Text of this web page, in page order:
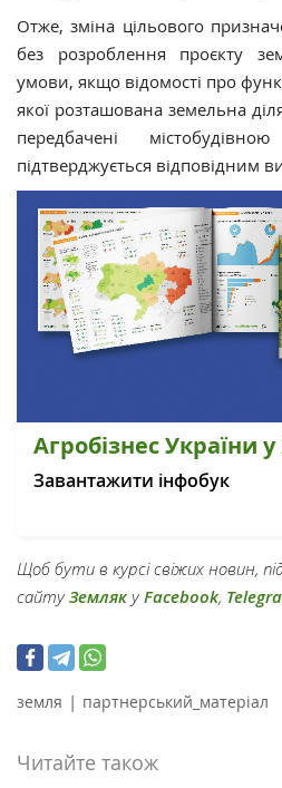
Отже, зміна цільового
без розроблення проєкту
умови, якщо відомості про
якої розташована земельна
передбачені
підтверджується відповідним
Агробізнес України
Завантажити інфобук
Щоб бути в курсі свіжих новин,
сайтуЗемлякуFacebook,
земля | партнерський_матеріал
Читайте також